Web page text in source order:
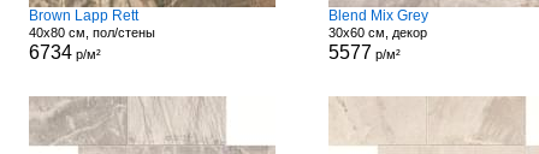
Brown Lapp Rett
40x80 см, пол/стены
6734р/м²
Blend Mix Grey
30x60 см, декор
5577 р/м²